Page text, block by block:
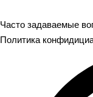
Часто задаваемые
Политика